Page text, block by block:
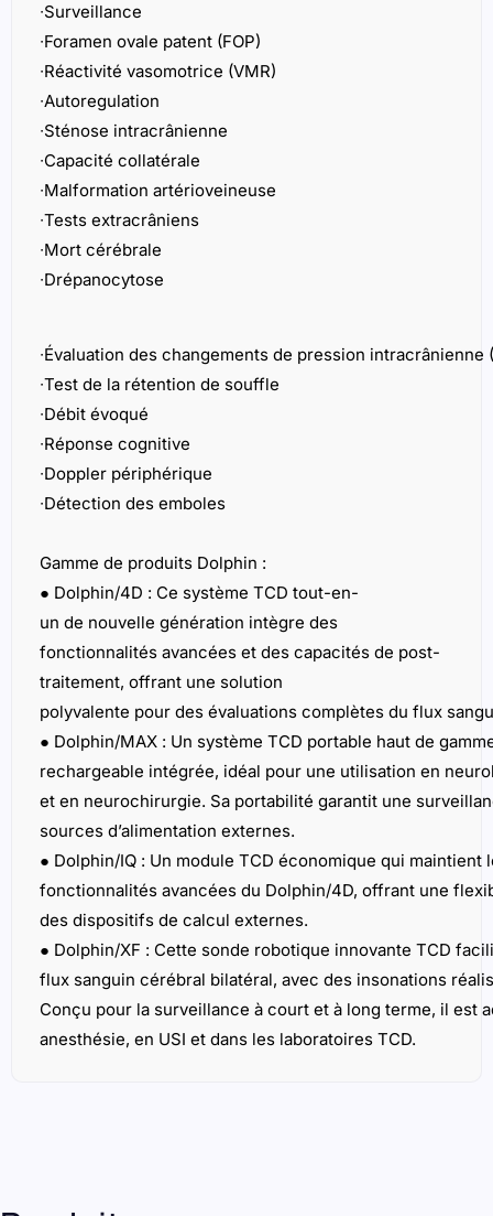
∙Mort cérébrale
∙Drépanocytose
Évaluation des changements de pression intracrânienne
Test de la rétention de souffle
Débit évoqué
Réponse cognitive
Doppler périphérique
Détection des emboles
● Dolphin/4D :Ce système TCD tout-en-
un de nouvelle génération intègre des
fonctionnalités avancées et des capacités de post-
traitement, offrant une solution
polyvalente pour des évaluations complètes du flux
● Dolphin/MAX :Un système TCD portable haut de
et en neurochirurgie. Sa portabilité garantit une
sources d’alimentation externes.
● Dolphin/IQ :Un module TCD économique qui maintient
fonctionnalités avancées du Dolphin/4D, offrant une
des dispositifs de calcul externes.
● Dolphin/XF :Cette sonde robotique innovante TCD
flux sanguin cérébral bilatéral, avec des insonations
Conçu pour la surveillance à court et à long terme, il est
anesthésie, en USI et dans les laboratoires TCD.
Produits connexes